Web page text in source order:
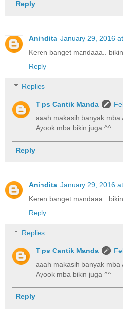
Reply
Anindita January 29, 2016
Keren banget mandaaa..
Reply
Replies
Tips Cantik Manda
aaah makasih banyak mba
Ayook mba bikin juga ^^
Reply
Anindita January 29, 2016
Keren banget mandaaa..
Reply
Replies
Tips Cantik Manda
aaah makasih banyak mba
Ayook mba bikin juga ^^
Reply